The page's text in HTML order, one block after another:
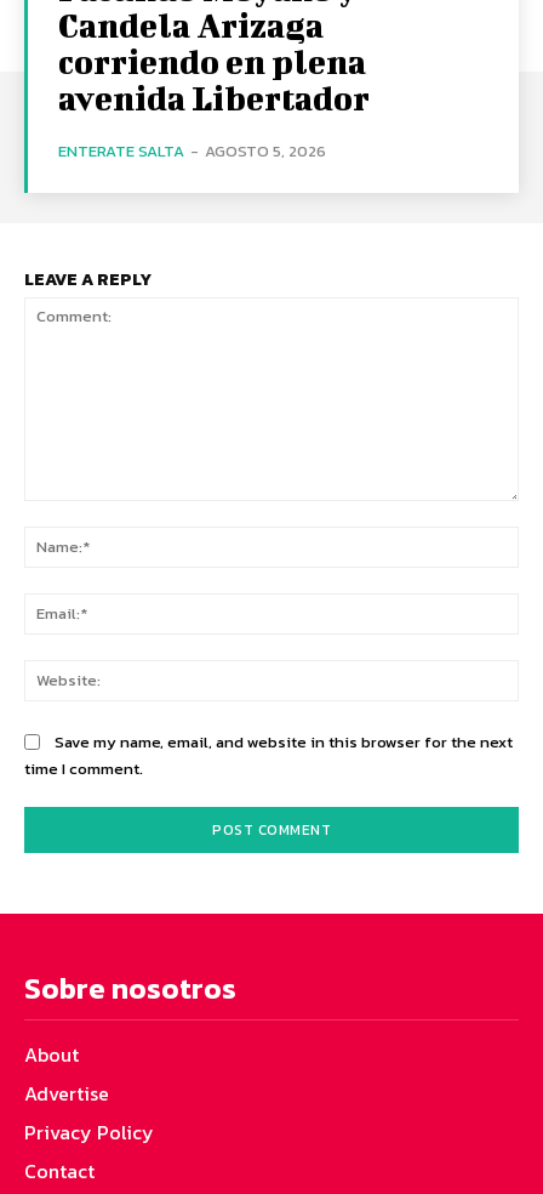
Candela Arizaga
corriendo en plena
avenida Libertador
ENTERATE SALTA - AGOSTO 5, 2026
LEAVE A REPLY
Save my name, email, and website in this browser for the next
time I comment.
Sobre nosotros
About
Advertise
Privacy Policy
Contact